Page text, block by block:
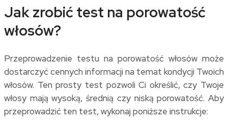
Jak zrobić test na porowatość
włosów?
Przeprowadzenie testu na porowatość włosów może
dostarczyć cennych informacji na temat kondycji Twoich
włosów. Ten prosty test pozwoli Ci określić, czy Twoje
włosy mają wysoką, średnią czy niską porowatość. Aby
przeprowadzić ten test, wykonaj poniższe instrukcje: